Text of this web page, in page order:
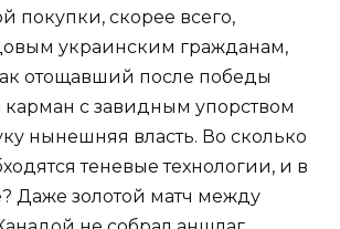
покупки, скорее всего,
украинским гражданам,
отощавший после победы
с завидным упорством
нынешняя власть. Во сколько
теневые технологии, и в
Даже золотой матч между